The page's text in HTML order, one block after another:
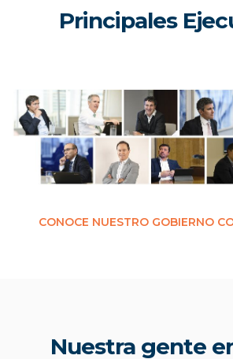
Principales
CONOCE NUESTRO GOBIERNO
Nuestra gente